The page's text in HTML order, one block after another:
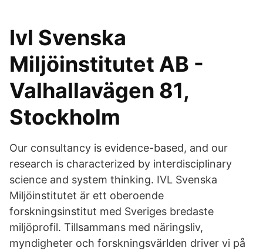
Ivl Svenska
Miljöinstitutet AB -
Valhallavägen 81,
Stockholm
Our consultancy is evidence-based, and our
research is characterized by interdisciplinary
science and system thinking. IVL Svenska
Miljöinstitutet är ett oberoende
forskningsinstitut med Sveriges bredaste
miljöprofil. Tillsammans med näringsliv,
myndigheter och forskningsvärlden driver vi på